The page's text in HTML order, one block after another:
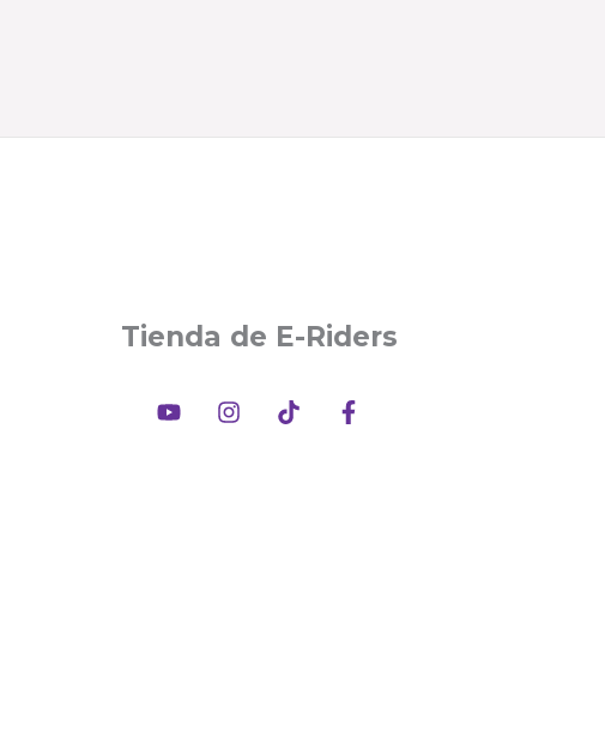
Tienda de E-Riders